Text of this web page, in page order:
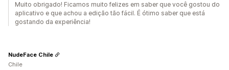
Muito obrigado! Ficamos muito felizes em saber que você gostou do
aplicativo e que achou a edição tão fácil. É ótimo saber que está
gostando da experiência!
NudeFace Chile
Chile